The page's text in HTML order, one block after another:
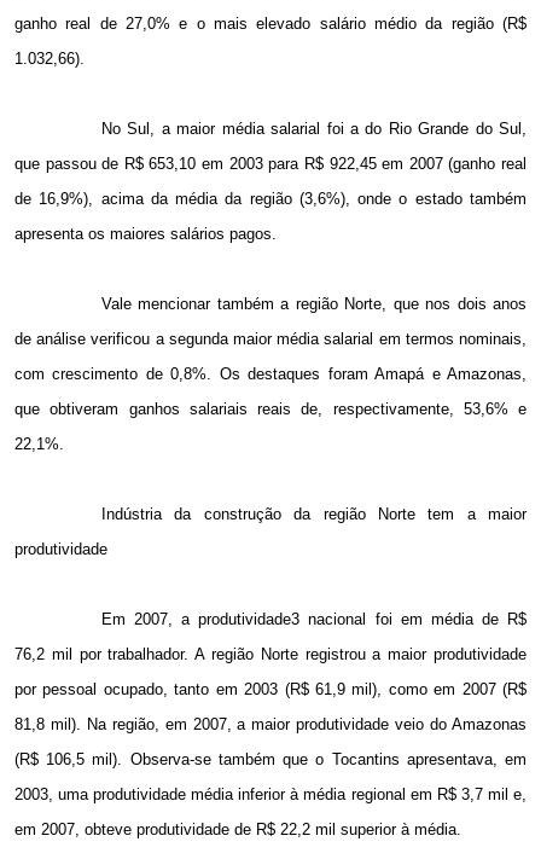
ganho real de 27,0% e o mais elevado salário médio da região (R$
1.032,66).
No Sul, a maior média salarial foi a do Rio Grande do Sul,
que passou de R$ 653,10 em 2003 para R$ 922,45 em 2007 (ganho real
de 16,9%), acima da média da região (3,6%), onde o estado também
apresenta os maiores salários pagos.
Vale mencionar também a região Norte, que nos dois anos
de análise verificou a segunda maior média salarial em termos nominais,
com crescimento de 0,8%. Os destaques foram Amapá e Amazonas,
que obtiveram ganhos salariais reais de, respectivamente, 53,6% e
22,1%.
Indústria da construção da região Norte tem a maior
produtividade
Em2007, aprodutividade3 nacional foi em média de R$
76,2 mil por trabalhador. A região Norte registrou a maior produtividade
por pessoal ocupado, tanto em 2003 (R$ 61,9 mil), como em 2007 (R$
81,8 mil). Na região, em 2007, amaior produtividade veio do Amazonas
(R$ 106,5 mil). Observa-se também que o Tocantins apresentava, em
2003, uma produtividade média inferior à média regional em R$ 3,7 mil e,
em 2007, obteve produtividade de R$ 22,2 mil superior à média.